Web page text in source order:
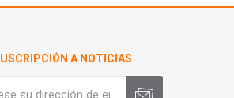
A NOTICIAS